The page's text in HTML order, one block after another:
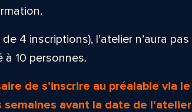
4 inscriptions), l’atelier n’aura pas
10 personnes.
de s’inscrire au préalable via
avant la date de